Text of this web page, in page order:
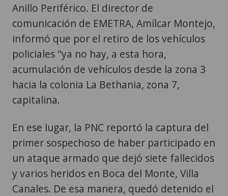
Anillo Periférico. El director de
comunicación de EMETRA, Amílcar Montejo,
informó que por el retiro de los vehículos
policiales "ya no hay, a esta hora,
acumulación de vehículos desde la zona 3
hacia la colonia La Bethania, zona 7,
capitalina.
En ese lugar, la PNC reportó la captura del
primer sospechoso de haber participado en
un ataque armado que dejó siete fallecidos
y varios heridos en Boca del Monte, Villa
Canales. De esa manera, quedó detenido el